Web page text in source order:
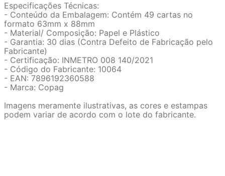
Especificações Técnicas:
- Conteúdo da Embalagem: Contém 49 cartas no
formato 63mm x 88mm
- Material/ Composição: Papel e Plástico
- Garantia: 30 dias (Contra Defeito de Fabricação pelo
Fabricante)
- Certificação: INMETRO 008 140/2021
- Código do Fabricante: 10064
- EAN: 7896192360588
- Marca: Copag
Imagens meramente ilustrativas, as cores e estampas
podem variar de acordo com o lote do fabricante.